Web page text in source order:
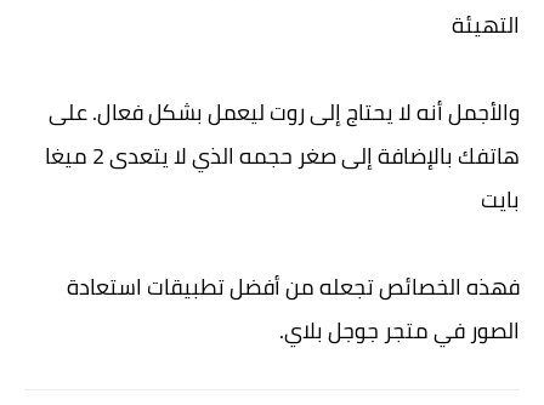
التهيئة
والأجمل أنه لا يحتاج إلى روت ليعمل بشكل فعال. على
هاتفك بالإضافة إلى صغر حجمه الذي لا يتعدى 2 ميغا
بايت
فهذه الخصائص تجعله من أفضل تطبيقات استعادة
الصور في متجر جوجل بلاي.